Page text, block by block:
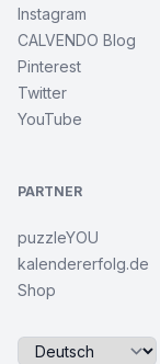
Instagram
CALVENDO Blog
Pinterest
Twitter
YouTube
PARTNER
puzzleYOU
kalendererfolg.de
Shop